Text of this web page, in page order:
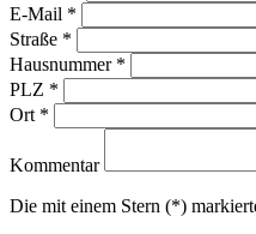
E-Mail *
Straße *
Hausnummer *
PLZ *
Ort *
Kommentar
Die mit einem Stern (*)